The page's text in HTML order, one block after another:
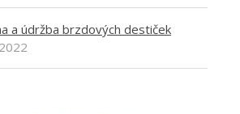
a údržba brzdových destiček